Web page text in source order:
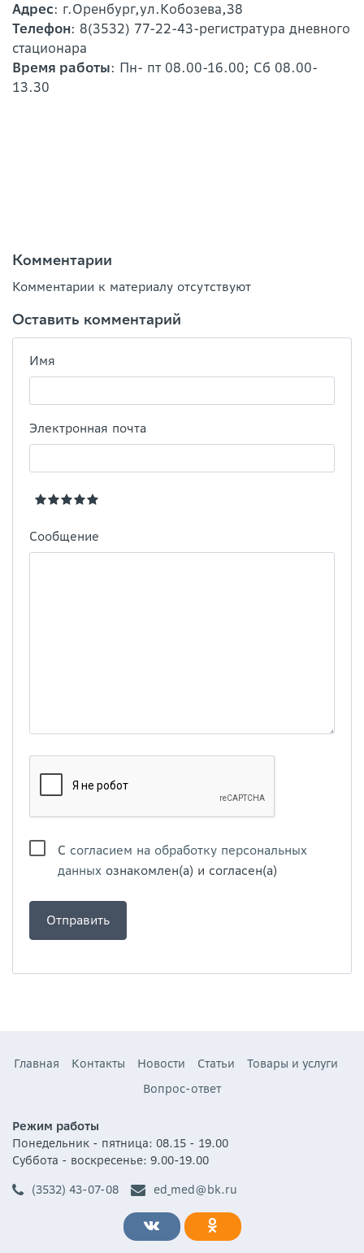
Адрес: г.Оренбург,ул.Кобозева,38
Телефон: 8(3532) 77-22-43-регистратура дневного
стационара
Время работы: Пн- пт 08.00-16.00; Сб 08.00-
13.30
Комментарии
Комментарии к материалу отсутствуют
Оставить комментарий
Имя
Электронная почта
Сообщение
С согласием на обработку персональных
данных ознакомлен(а) и согласен(а)
Главная Контакты Новости Статьи
Товары и услуги
Вопрос-ответ
Режим работы
Понедельник - пятница: 08.15 - 19.00
Суббота - воскресенье: 9.00-19.00
(3532) 43-07-08
ed_med@bk.ru